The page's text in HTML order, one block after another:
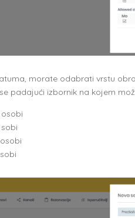
morate odabrati vrstu
padajući izbornik na kojem